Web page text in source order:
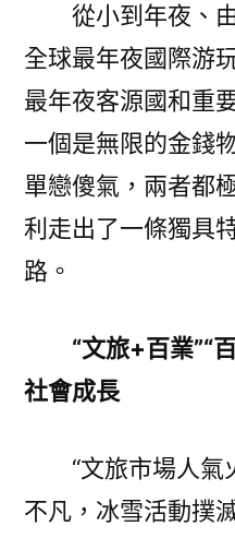
從小到年夜、
全球最年夜國際游
最年夜客源國和重
一個是無限的金錢
單戀傻氣，兩者都
利走出了一條獨具
路。
“文旅+百業”“
社會成長
“文旅市場人氣
不凡，冰雪活動撲